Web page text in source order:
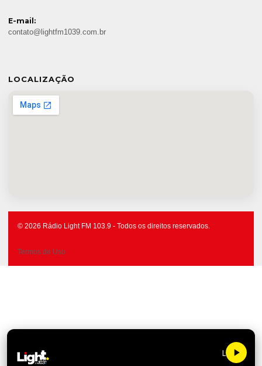
E-mail:
contato@lightfm1039.com.br
LOCALIZAÇÃO
© 2026 Rádio Light FM 103.9 - Todos os direitos reservados.
Termos de Uso
Light FM